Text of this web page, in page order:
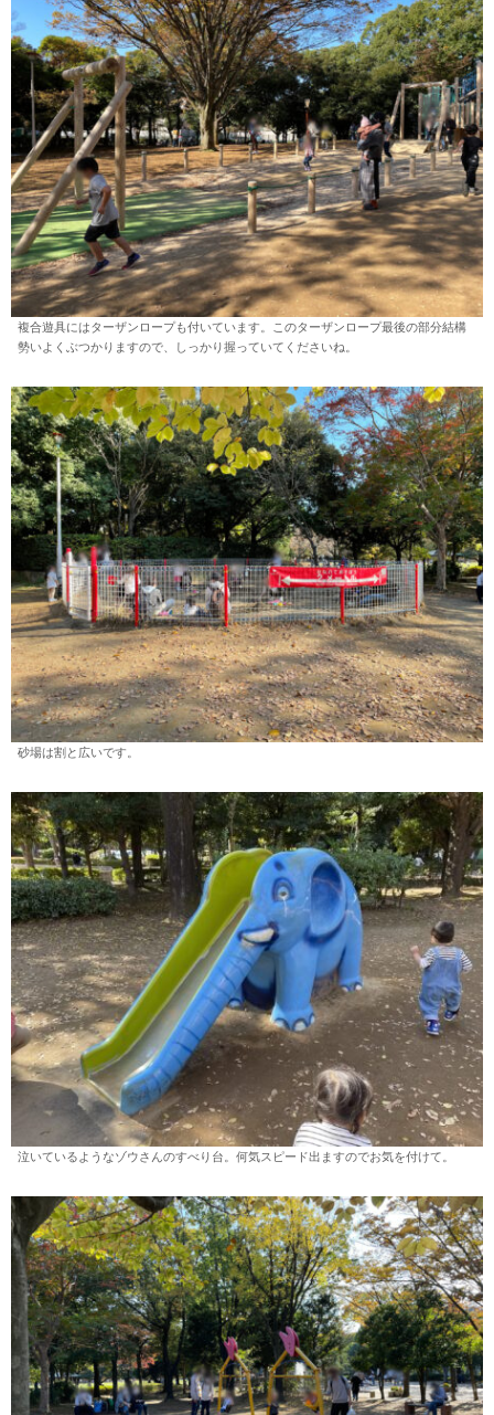
複合遊具にはターザンロープも付いています。このターザンロープ最後の部分結構
勢いよくぶつかりますので、しっかり握っていてくださいね。
砂場は割と広いです。
泣いているようなゾウさんのすべり台。何気スピード出ますのでお気を付けて。